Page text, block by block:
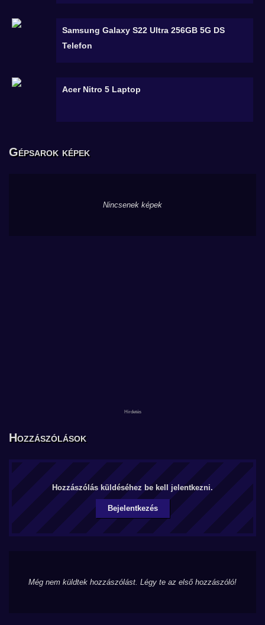
Samsung Galaxy S22 Ultra 256GB 5G DS
Telefon
Acer Nitro 5 Laptop
Gépsarok képek
Nincsenek képek
Hozzászólások
Hozzászólás küldéséhez be kell jelentkezni.
Bejelentkezés
Még nem küldtek hozzászólást. Légy te az első hozzászóló!